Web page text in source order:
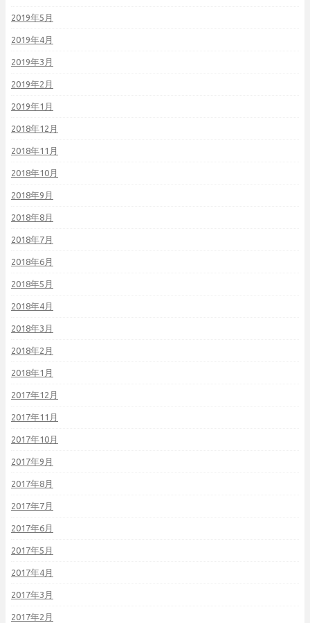
2019年5月
2019年4月
2019年3月
2019年2月
2019年1月
2018年12月
2018年11月
2018年10月
2018年9月
2018年8月
2018年7月
2018年6月
2018年5月
2018年4月
2018年3月
2018年2月
2018年1月
2017年12月
2017年11月
2017年10月
2017年9月
2017年8月
2017年7月
2017年6月
2017年5月
2017年4月
2017年3月
2017年2月